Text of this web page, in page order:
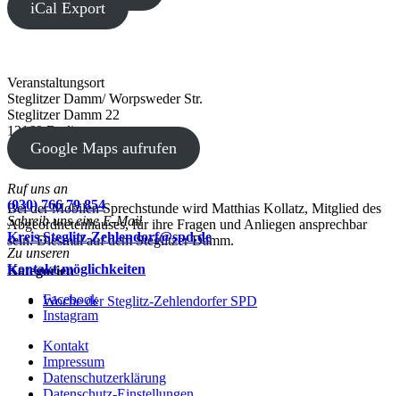
iCal Export
Veranstaltungsort
Steglitzer Damm/ Worpsweder Str.
Steglitzer Damm 22
12169 Berlin
Google Maps aufrufen
Bei der Mobilen Sprechstunde wird Matthias Kollatz, Mitglied des
Abgeordnetenhauses, für ihre Fragen und Anliegen ansprechbar
sein. Diesmal auf dem Steglitzer Damm.
Kategorien
Woche der Steglitz-Zehlendorfer SPD
Ruf uns an
(030) 766 79 854
Schreib uns eine E-Mail
Kreis.Steglitz-Zehlendorf@spd.de
Zu unseren
Kontakt-möglichkeiten
Facebook
Instagram
Kontakt
Impressum
Datenschutzerklärung